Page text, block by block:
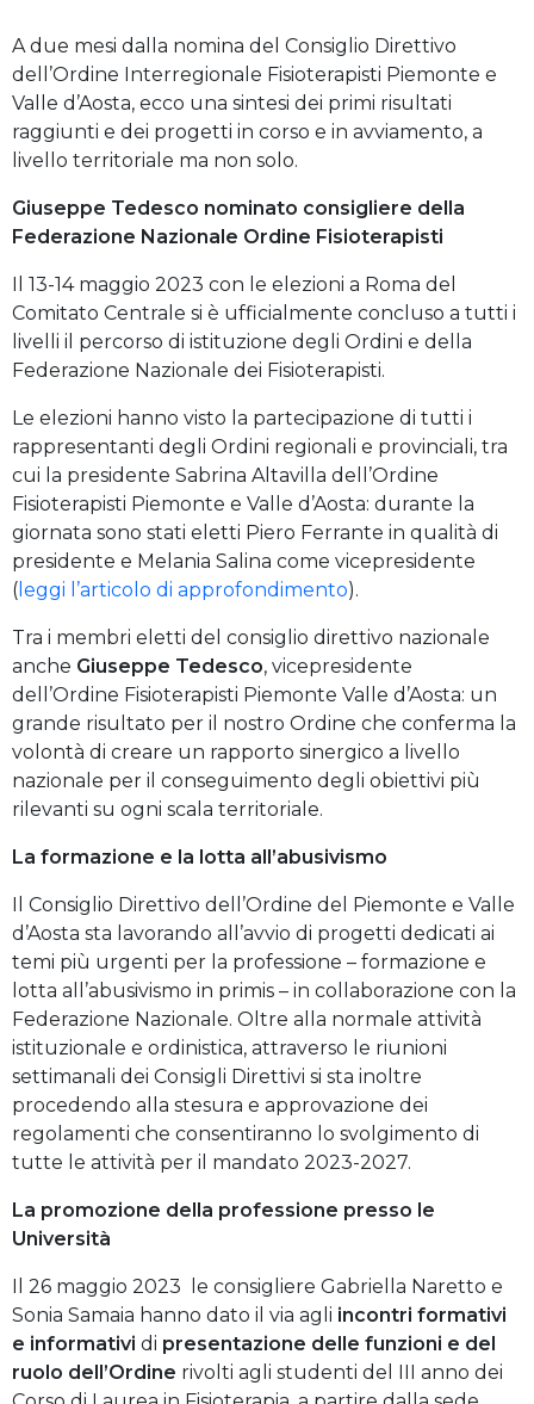
A due mesi dalla nomina del Consiglio Direttivo
dell’Ordine Interregionale Fisioterapisti Piemonte e
Valle d’Aosta, ecco una sintesi dei primi risultati
raggiunti e dei progetti in corso e in avviamento, a
livello territoriale ma non solo.
Giuseppe Tedesco nominato consigliere della
Federazione Nazionale Ordine Fisioterapisti
Il 13-14 maggio 2023 con le elezioni a Roma del
Comitato Centrale si è ufficialmente concluso a tutti i
livelli il percorso di istituzione degli Ordini e della
Federazione Nazionale dei Fisioterapisti.
Le elezioni hanno visto la partecipazione di tutti i
rappresentanti degli Ordini regionali e provinciali, tra
cui la presidente Sabrina Altavilla dell’Ordine
Fisioterapisti Piemonte e Valle d’Aosta: durante la
giornata sono stati eletti Piero Ferrante in qualità di
presidente e Melania Salina come vicepresidente
( leggi l’articolo di approfondimento).
Tra i membri eletti del consiglio direttivo nazionale
anche Giuseppe Tedesco, vicepresidente
dell’Ordine Fisioterapisti Piemonte Valle d’Aosta: un
grande risultato per il nostro Ordine che conferma la
volontà di creare un rapporto sinergico a livello
nazionale per il conseguimento degli obiettivi più
rilevanti su ogni scala territoriale.
La formazione e la lotta all’abusivismo
Il Consiglio Direttivo dell’Ordine del Piemonte e Valle
d’Aosta sta lavorando all’avvio di progetti dedicati ai
temi più urgenti per la professione – formazione e
lotta all’abusivismo in primis – in collaborazione con la
Federazione Nazionale. Oltre alla normale attività
istituzionale e ordinistica, attraverso le riunioni
settimanali dei Consigli Direttivi si sta inoltre
procedendo alla stesura e approvazione dei
regolamenti che consentiranno lo svolgimento di
tutte le attività per il mandato 2023-2027.
La promozione della professione presso le
Università
Il 26 maggio 2023 le consigliere Gabriella Naretto e
Sonia Samaia hanno dato il via agli incontri formativi
e informativi di presentazione delle funzioni e del
ruolo dell’Ordine rivolti agli studenti del III anno dei